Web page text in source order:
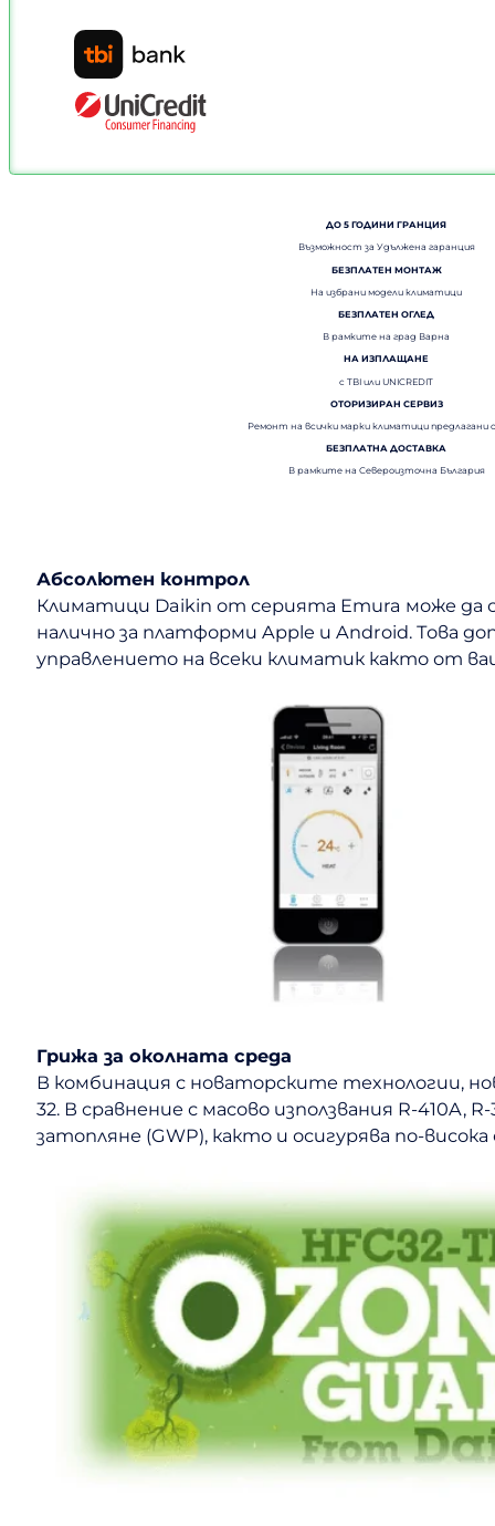
ДО 5 ГОДИНИ ГРАНЦИЯ
Възможност за Удължена гаранция
БЕЗПЛАТЕН МОНТАЖ
На избрани модели климатици
БЕЗПЛАТЕН ОГЛЕД
В рамките на град Варна
НА ИЗПЛАЩАНЕ
с TBI или UNICREDIT
ОТОРИЗИРАН СЕРВИЗ
Ремонт на всички марки климатици предлагани
БЕЗПЛАТНА ДОСТАВКА
В рамките на Североизточна България
Абсолютен контрол
Климатици Daikin от серията Emura може да
налично за платформи Apple и Android. Това
управлението на всеки климатик както от
Грижа за околната среда
В комбинация с новаторските технологии,
32. В сравнение с масово използвания R-
затопляне (GWP), както и осигурява по-